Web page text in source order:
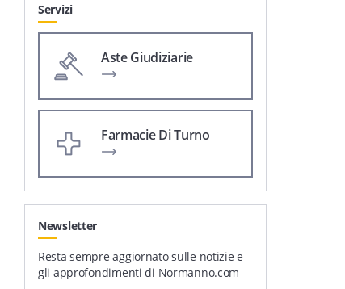
Servizi
Aste Giudiziarie
Farmacie Di Turno
Newsletter
Resta sempre aggiornato sulle notizie e
gli approfondimenti di Normanno.com